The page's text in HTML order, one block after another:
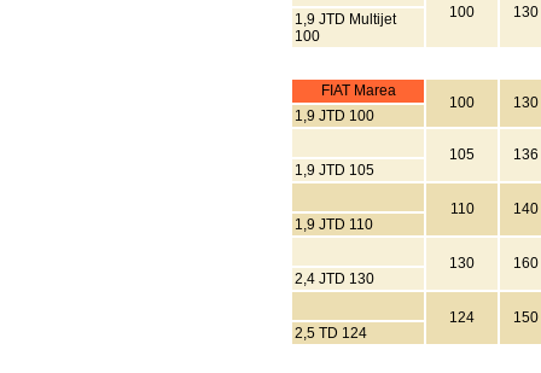
100 130
1,9 JTD Multijet
100
FIAT Marea
100 130
1,9 JTD 100
105
136
1,9 JTD 105
110
140
1,9 JTD 110
130
160
2,4 JTD 130
124
150
2,5 TD 124